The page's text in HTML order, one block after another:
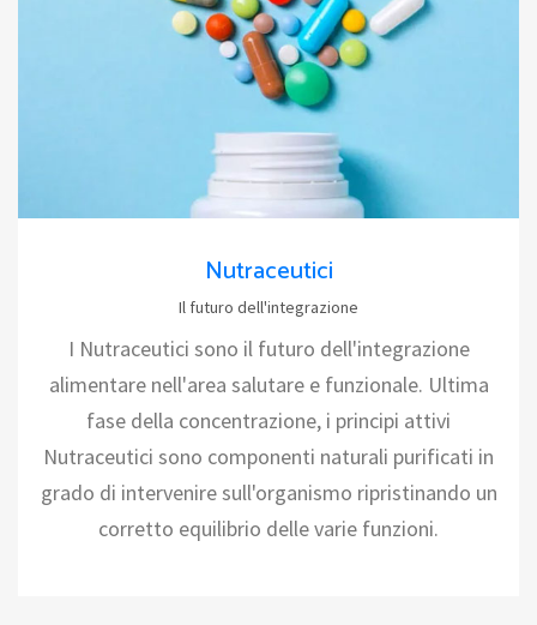
Nutraceutici
Il futuro dell'integrazione
I Nutraceutici sono il futuro dell'integrazione
alimentare nell'area salutare e funzionale. Ultima
fase della concentrazione, i principi attivi
Nutraceutici sono componenti naturali purificati in
grado di intervenire sull'organismo ripristinando un
corretto equilibrio delle varie funzioni.